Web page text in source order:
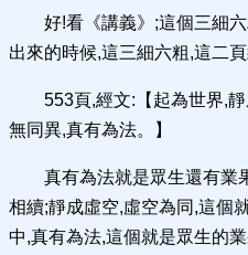
好!看《講義》;這個三細
出來的時候,這三細六粗,這二頁
553頁,經文:【起為世界,
無同異,真有為法。】
真有為法就是眾生還有業
相續;靜成虛空,虛空為同,這個
中,真有為法,這個就是眾生的